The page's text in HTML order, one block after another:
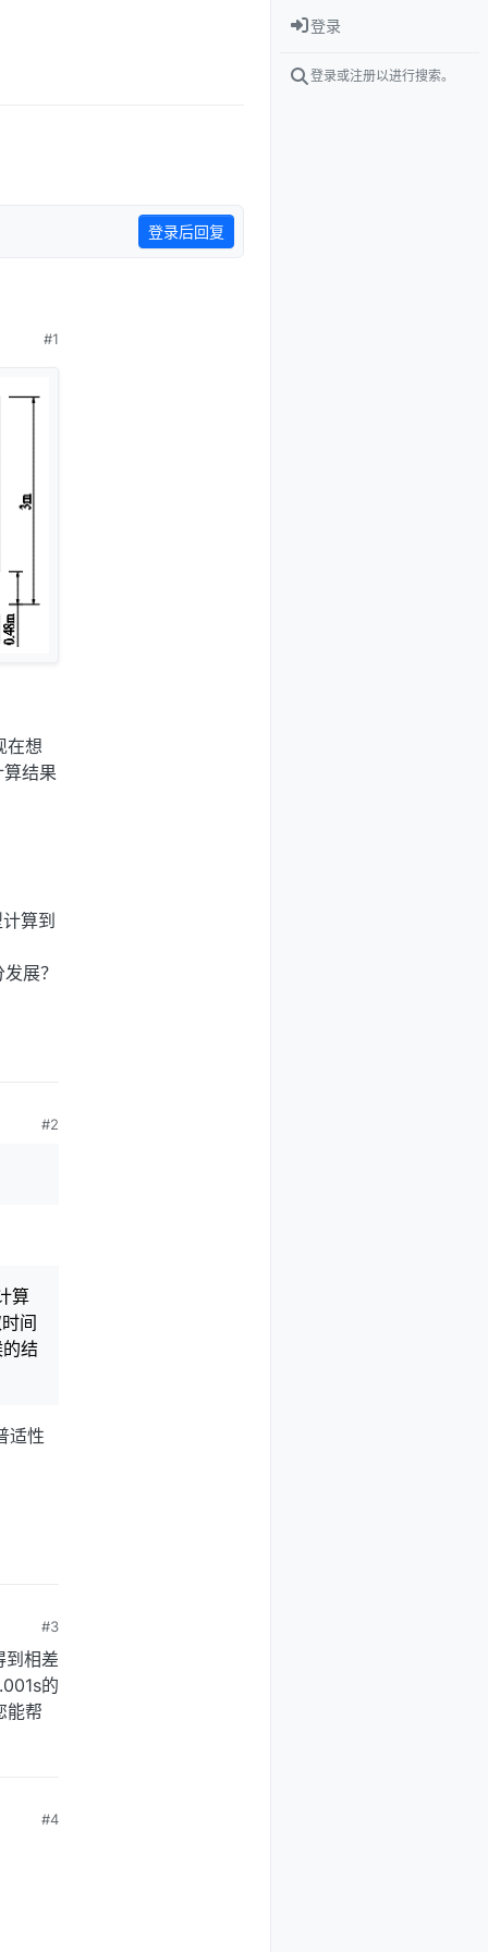
登录后回复
#1
在想
结果
算到
展？
#2
算
间
结
适性
#3
到相差
的
能帮
#4
登录
登录或注册以进行搜索。